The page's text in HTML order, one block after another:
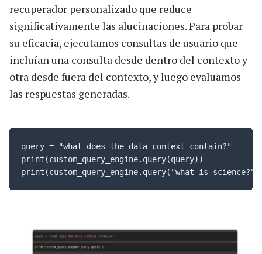
recuperador personalizado que reduce
significativamente las alucinaciones. Para probar
su eficacia, ejecutamos consultas de usuario que
incluían una consulta desde dentro del contexto y
otra desde fuera del contexto, y luego evaluamos
las respuestas generadas.
query = "what does the data context contain?"
print(custom_query_engine.query(query))
print(custom_query_engine.query("what is science?")